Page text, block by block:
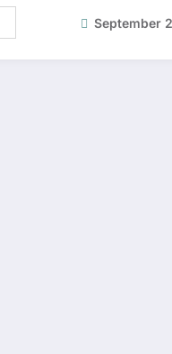
September